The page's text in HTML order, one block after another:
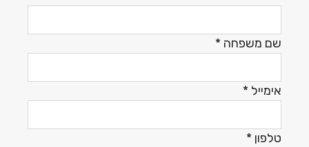
שם משפחה *
אימייל *
טלפון *